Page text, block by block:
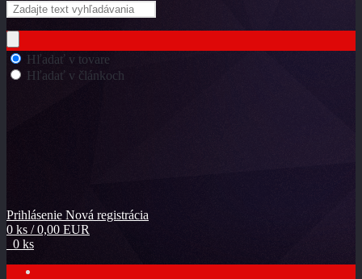
Hľadať v tovare
Hľadať v článkoch
Prihlásenie Nová registrácia
0 ks / 0,00 EUR
0 ks